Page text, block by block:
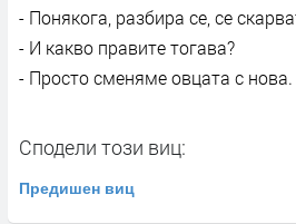
- Понякога, разбира се, се
- И какво правите тогава?
- Просто сменяме овцата с нова.
Сподели този виц:
Предишен виц